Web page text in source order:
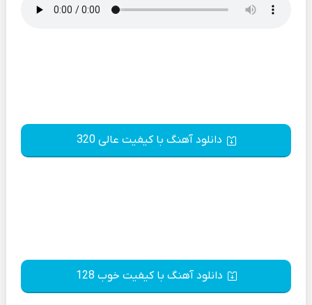
دانلود آهنگ با کیفیت عالی 320
دانلود آهنگ با کیفیت خوب 128